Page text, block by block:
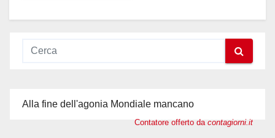
Alla fine dell'agonia Mondiale mancano
Contatore offerto da contagiorni.it